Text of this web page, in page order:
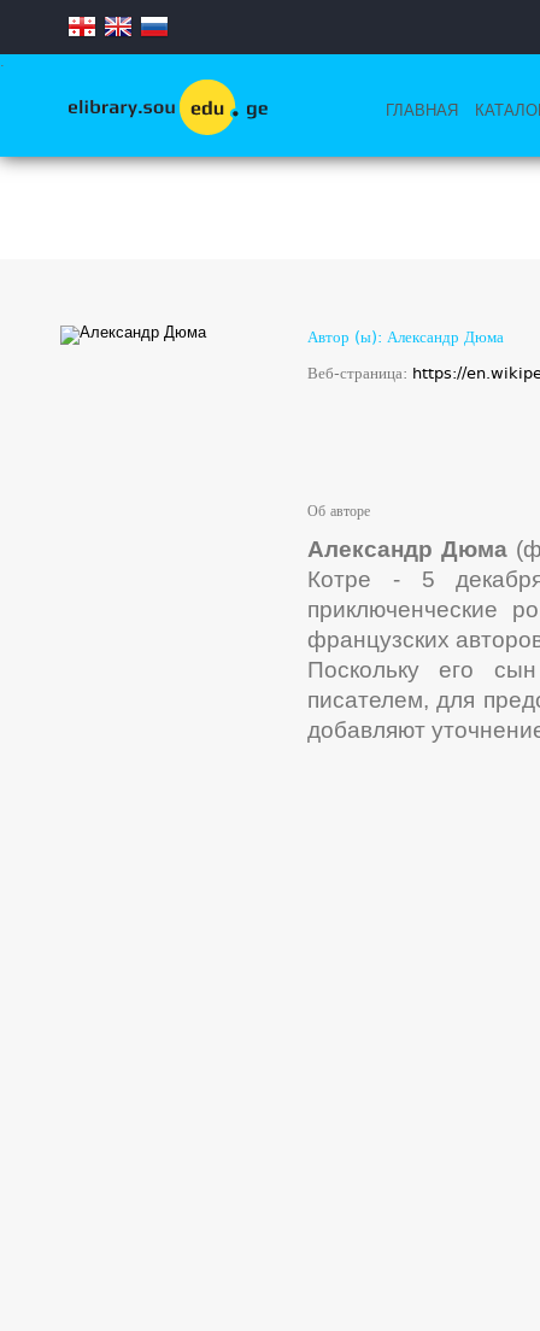
.
ГЛАВНАЯ
Автор (ы): Александр Дюма
Веб-страница: https://
Об авторе
Александр Дюма
Котре - 5
приключенческие
французских
Поскольку его
писателем, для
добавляют